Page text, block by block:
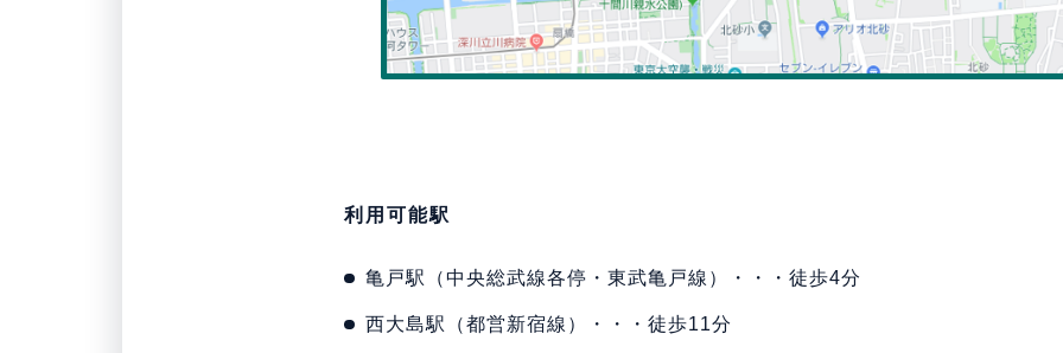
利用可能駅
亀戸駅（中央総武線各停・東武亀戸線）・・・徒歩4分
西大島駅（都営新宿線）・・・徒歩11分